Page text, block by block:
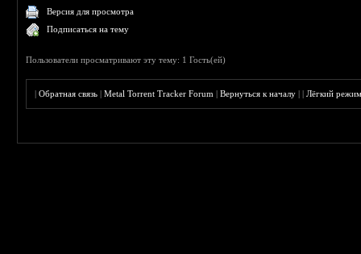
Версия для просмотра
Подписаться на тему
Пользователи просматривают эту тему: 1 Гость(ей)
|Обратная связь |Metal Torrent Tracker Forum |Вернуться к началу ||Лёгкий